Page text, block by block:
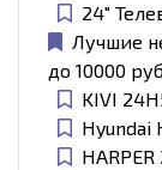
24"
Лучшие
до 10000
KIVI
Hyundai